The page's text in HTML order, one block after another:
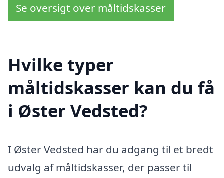
Se oversigt over måltidskasser
Hvilke typer
måltidskasser kan du få
i Øster Vedsted?
I Øster Vedsted har du adgang til et bredt
udvalg af måltidskasser, der passer til